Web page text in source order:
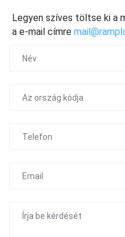
Legyen szíves töltse ki a
a e-mail címre